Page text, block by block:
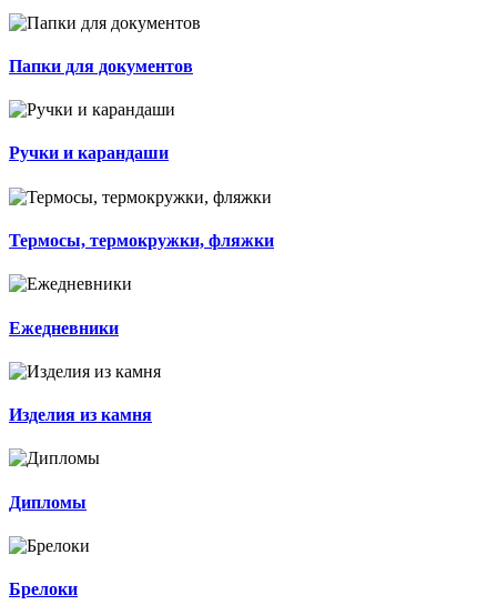
Папки для документов
Ручки и карандаши
Термосы, термокружки, фляжки
Ежедневники
Изделия из камня
Дипломы
Брелоки